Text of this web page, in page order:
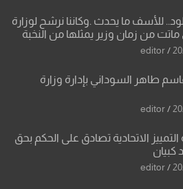
للأسف ما يحدث .وكاننا نرشح لوزارة
( الثقافة ) التي ماتت من زمان وزير يمثلها من النخبة
العراقية..editor
طاهر السوداني بإدارة وزارة
editor
الاتحادية تصادق على الحكم بحق
كبيان
editor